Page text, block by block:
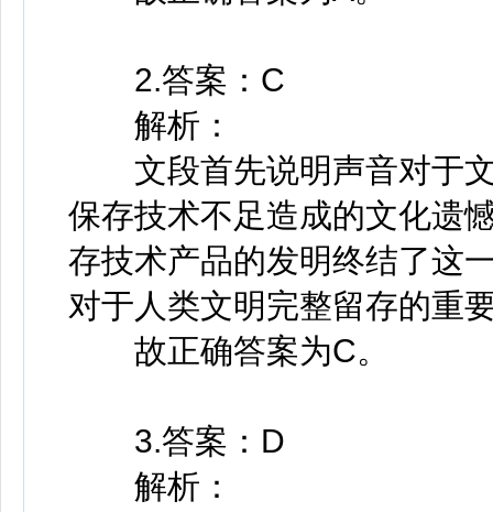
2.答案：C
解析：
文段首先说明声音对于文
保存技术不足造成的文化遗
存技术产品的发明终结了这
对于人类文明完整留存的重
故正确答案为C。
3.答案：D
解析：